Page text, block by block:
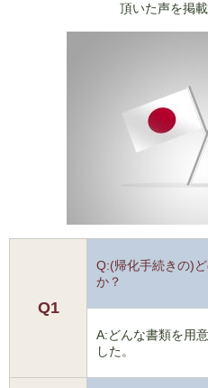
頂いた声を掲
Q1
Q:(帰化手続きの)
か？
A:どんな書類を用
した。